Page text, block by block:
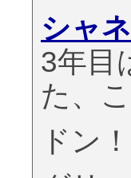
シャ
3年目
た、
ドン！